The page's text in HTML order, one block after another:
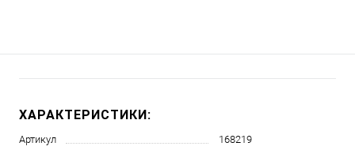
ХАРАКТЕРИСТИКИ:
Артикул 168219